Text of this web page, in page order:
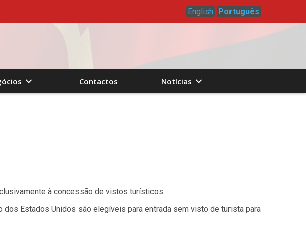
English Português
Contactos Notícias
à concessão de vistos turísticos.
Estados Unidos são elegíveis para entrada sem visto de turista para